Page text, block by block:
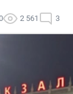
2 561 3